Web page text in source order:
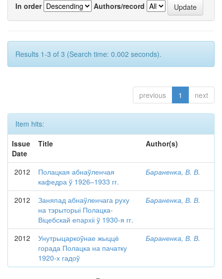
In order
Authors/record
Results 1-3 of 3 (Search time: 0.002 seconds).
previous 1 next
Item hits:
Issue
Date
Title Author(s)
2012
Полацкая абнаўленчая
кафедра ў 1926–1933 гг.
Бараненка, В. В.
2012
Заняпад абнаўленчага руху
на тэрыторыі Полацка-
Віцебскай епархіі ў 1930-я гг.
Бараненка, В. В.
2012
Унутрыцаркоўнае жыццё
горада Полацка на пачатку
1920-х гадоў
Бараненка, В. В.